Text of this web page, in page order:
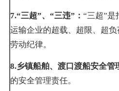
7.“三超”、“三违”： “三超”是
运输企业的超载、超限、超
劳动纪律。
8.乡镇船舶、渡口渡船安全管
的安全管理责任。